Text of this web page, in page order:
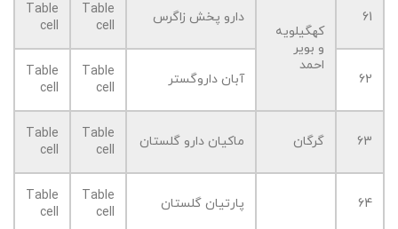
61
کهگیلویه
و بویر
احمد
دارو پخش زاگرس
Table
cell
Table
cell
62 آبان داروگستر
Table
cell
Table
cell
63 گرگان ماکیان دارو گلستان
Table
cell
Table
cell
64 پارتیان گلستان
Table
cell
Table
cell